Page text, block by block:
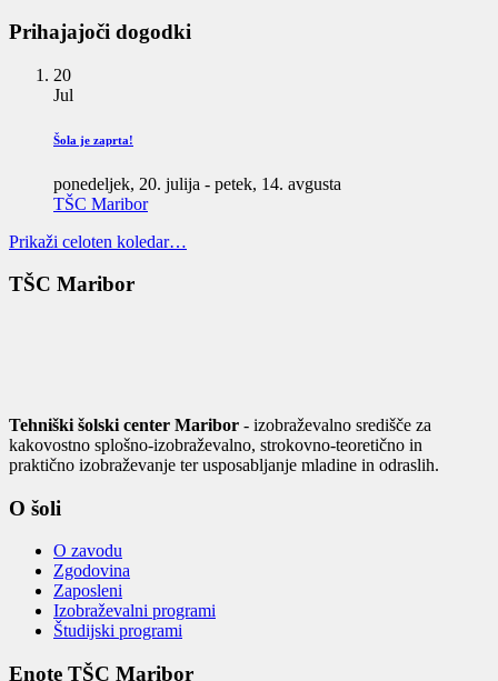
Prihajajoči dogodki
20
Jul
Šola je zaprta!
ponedeljek, 20. julija - petek, 14. avgusta
TŠC Maribor
Prikaži celoten koledar…
TŠC Maribor
Tehniški šolski center Maribor - izobraževalno središče za
kakovostno splošno-izobraževalno, strokovno-teoretično in
praktično izobraževanje ter usposabljanje mladine in odraslih.
O šoli
O zavodu
Zgodovina
Zaposleni
Izobraževalni programi
Študijski programi
Enote TŠC Maribor